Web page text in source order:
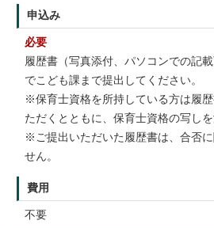
申込み
必要
履歴書（写真添付、パソコンでの記
でこども課まで提出してください。
※保育士資格を所持している方は履
ただくとともに、保育士資格の写しを
※ご提出いただいた履歴書は、合否
せん。
費用
不要